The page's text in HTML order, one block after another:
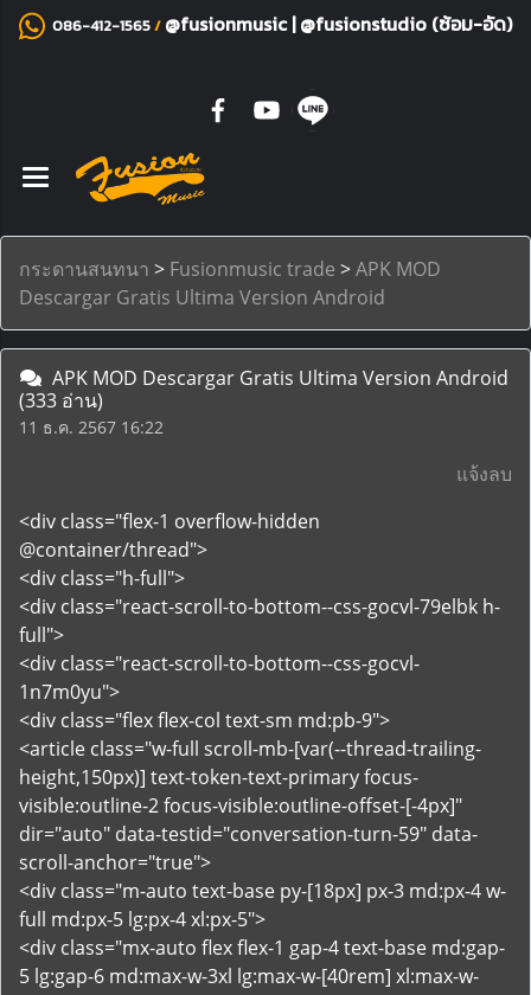
086-412-1565/ @fusionmusic|@fusionstudio (ซ้อม-อัด)
กระดานสนทนา > Fusionmusic trade >APK MOD
Descargar Gratis Ultima Version Android
APK MOD Descargar Gratis Ultima Version Android
(333 อ่าน)
11 ธ.ค. 2567 16:22
แจ้งลบ
<div class="flex-1 overflow-hidden
@container/thread">
<div class="h-full">
<div class="react-scroll-to-bottom--css-gocvl-79elbk h-
full">
<div class="react-scroll-to-bottom--css-gocvl-
1n7m0yu">
<div class="flex flex-col text-sm md:pb-9">
<article class="w-full scroll-mb-[var(--thread-trailing-
height,150px)] text-token-text-primary focus-
visible:outline-2 focus-visible:outline-offset-[-4px]"
dir="auto" data-testid="conversation-turn-59" data-
scroll-anchor="true">
<div class="m-auto text-base py-[18px] px-3 md:px-4 w-
full md:px-5 lg:px-4 xl:px-5">
<div class="mx-auto flex flex-1 gap-4 text-base md:gap-
5 lg:gap-6 md:max-w-3xl lg:max-w-[40rem] xl:max-w-